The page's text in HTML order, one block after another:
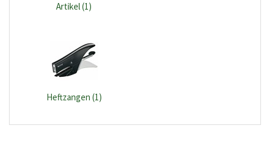
Artikel (1)
Heftzangen (1)